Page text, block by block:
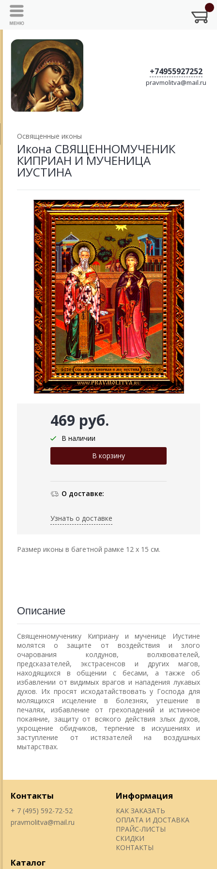
+74955927252
pravmolitva@mail.ru
Освященные иконы
Икона СВЯЩЕННОМУЧЕНИК
КИПРИАН И МУЧЕНИЦА
ИУСТИНА
469 руб.
В наличии
О доставке:
Узнать о доставке
Размер иконы в багетной рамке 12 х 15 см.
Описание
Священномученику Киприану и мученице Иустине
молятся о защите от воздействия и злого
очарования колдунов, волхвователей,
предсказателей, экстрасенсов и других магов,
находящихся в общении с бесами, а также об
избавлении от видимых врагов и нападения лукавых
духов. Их просят исходатайствовать у Господа для
молящихся исцеление в болезнях, утешение в
печалях, избавление от грехопадений и истинное
покаяние, защиту от всякого действия злых духов,
укрощение обидчиков, терпение в искушениях и
заступление от истязателей на воздушных
мытарствах.
Контакты
+ 7 (495) 592-72-52
pravmolitva@mail.ru
Информация
КАК ЗАКАЗАТЬ
ОПЛАТА И ДОСТАВКА
ПРАЙС-ЛИСТЫ
СКИДКИ
КОНТАКТЫ
Каталог